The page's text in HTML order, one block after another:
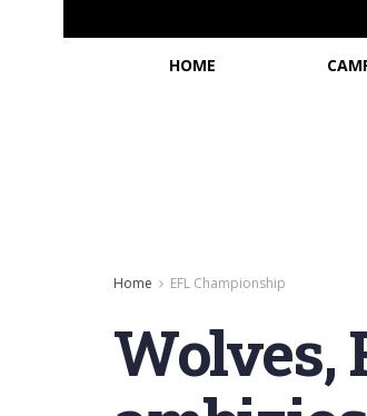
HOME
Home EFL Championship
Wolves,